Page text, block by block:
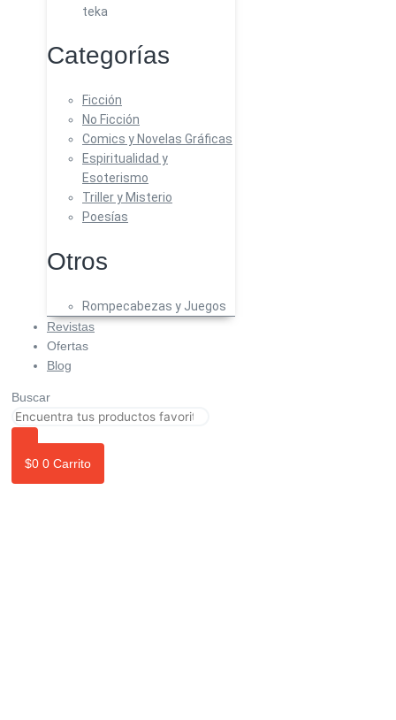
teka
Categorías
Ficción
No Ficción
Comics y Novelas Gráficas
Espiritualidad y
Esoterismo
Triller y Misterio
Poesías
Otros
Rompecabezas y Juegos
Revistas
Ofertas
Blog
Buscar
$0 0 Carrito